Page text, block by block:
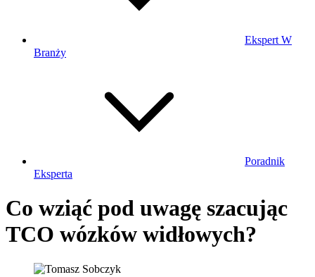
Ekspert W
Branży
Poradnik
Eksperta
Co wziąć pod uwagę szacując
TCO wózków widłowych?